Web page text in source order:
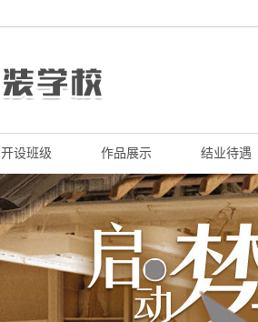
开设班级 作品展示 结业待遇